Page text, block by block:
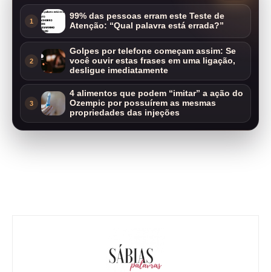
1
99% das pessoas erram este Teste de
Atenção: “Qual palavra está errada?”
2
Golpes por telefone começam assim: Se
você ouvir estas frases em uma ligação,
desligue imediatamente
3
4 alimentos que podem “imitar” a ação do
Ozempic por possuírem as mesmas
propriedades das injeções